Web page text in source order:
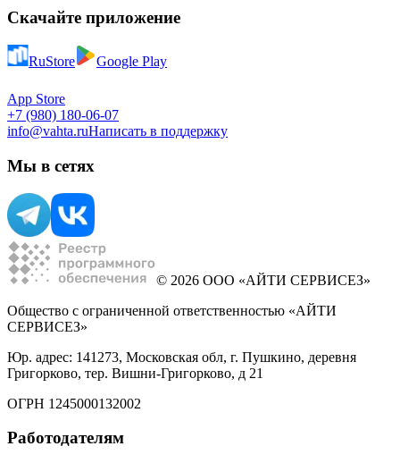
Скачайте приложение
RuStore Google Play
App Store
+7 (980) 180-06-07
info@vahta.ruНаписать в поддержку
Мы в сетях
© 2026 ООО «АЙТИ СЕРВИСЕЗ»
Общество с ограниченной ответственностью «АЙТИ
СЕРВИСЕЗ»
Юр. адрес: 141273, Московская обл, г. Пушкино, деревня
Григорково, тер. Вишни-Григорково, д 21
ОГРН 1245000132002
Работодателям